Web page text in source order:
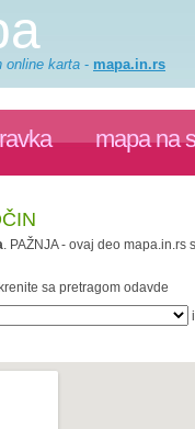
online karta - mapa.in.rs
mapa na
. PAŽNJA - ovaj deo
sa pretragom odavde